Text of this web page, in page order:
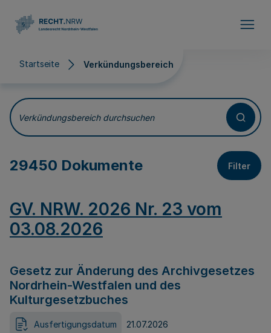
Startseite Verkündungsbereich
Verkündungsbereich
Verkündungsbereich durchsuchen
29450 Dokumente Filter
GV. NRW. 2026 Nr. 23 vom
03.08.2026
Gesetz zur Änderung des Archivgesetzes
Nordrhein-Westfalen und des
Kulturgesetzbuches
Ausfertigungsdatum 21.07.2026